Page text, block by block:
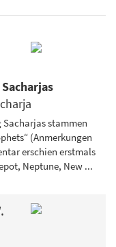
Sacharjas stammen
(Anmerkungen
erschien erstmals
Neptune, New ...